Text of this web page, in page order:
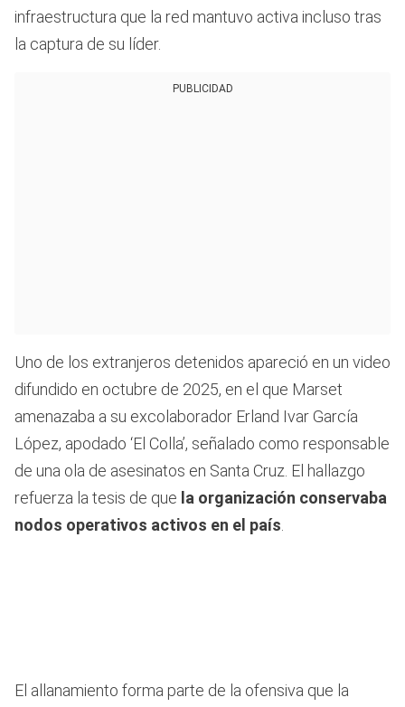
infraestructura que la red mantuvo activa incluso tras
la captura de su líder.
PUBLICIDAD
Uno de los extranjeros detenidos apareció en un video
difundido en octubre de 2025, en el que Marset
amenazaba a su excolaborador Erland Ivar García
López, apodado ‘El Colla’, señalado como responsable
de una ola de asesinatos en Santa Cruz. El hallazgo
refuerza la tesis de que la organización conservaba
nodos operativos activos en el país
El allanamiento forma parte de la ofensiva que la